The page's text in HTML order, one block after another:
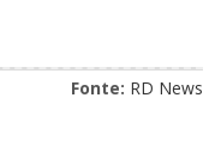
Fonte: RD News